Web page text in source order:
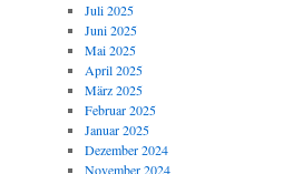
Juli 2025
Juni 2025
Mai 2025
April 2025
März 2025
Februar 2025
Januar 2025
Dezember 2024
November 2024